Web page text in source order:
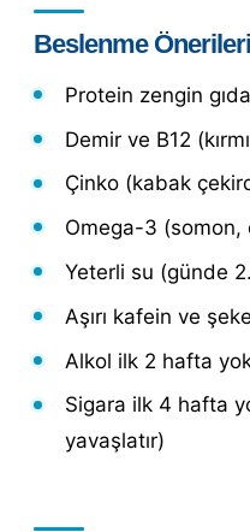
Beslenme Önerileri
Protein zengin
Demir ve B12
Çinko (kabak
Omega-3 (somon,
Yeterli su (günde
Aşırı kafein ve
Alkol ilk 2 hafta
Sigara ilk 4 hafta
yavaşlatır)